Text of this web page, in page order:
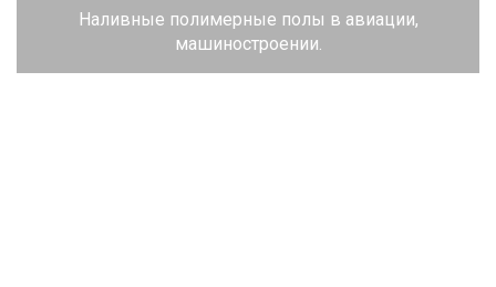
Наливные полимерные полы в авиации,
машиностроении.